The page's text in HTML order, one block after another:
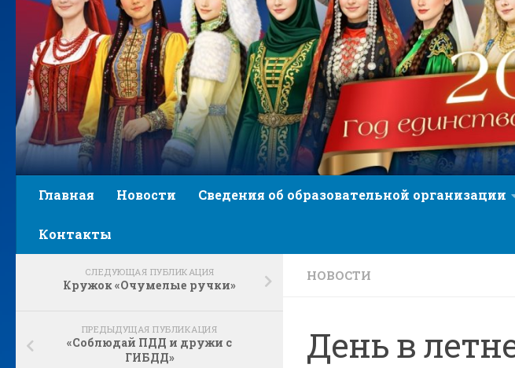
Главная Новости Сведения об образовательной организации
Контакты
НОВОСТИ
День в
СЛЕДУЮЩАЯ ПУБЛИКАЦИЯ
Кружок «Очумелые ручки»
ПРЕДЫДУЩАЯ ПУБЛИКАЦИЯ
«Соблюдай ПДД и дружи с
ГИБДД»